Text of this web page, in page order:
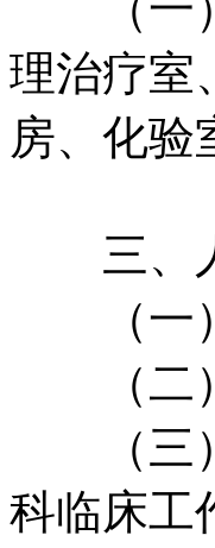
理治疗室
房、化验
三、人
（一）
（二）
（三）
科临床工